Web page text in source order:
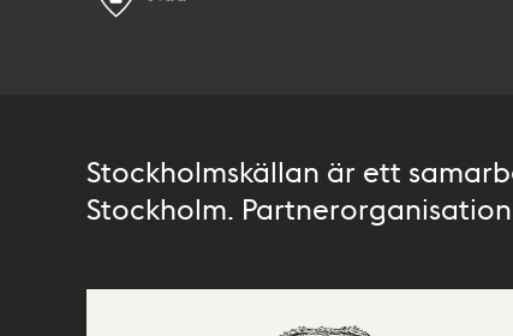
Stockholmskällan är ett
Stockholm.